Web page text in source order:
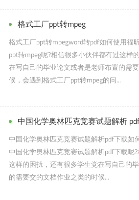
格式工厂ppt转mpeg
格式工厂ppt转mpegword转pdf如何使用福
ppt转mpeg呢?相信很多小伙伴都有过这样
在写自己的毕业论文或者是老师布置的需
候，会遇到格式工厂ppt转mpeg的问...
中国化学奥林匹克竞赛试题解析
中国化学奥林匹克竞赛试题解析pdf下载如
中国化学奥林匹克竞赛试题解析pdf下载呢
这样的困扰，还有很多学生党在写自己的
的需要交的文档作业之类的时候...